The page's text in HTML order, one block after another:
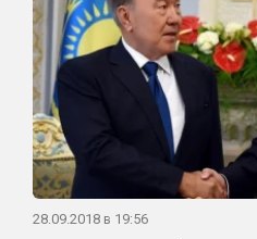
28.09.2018 в 19:56